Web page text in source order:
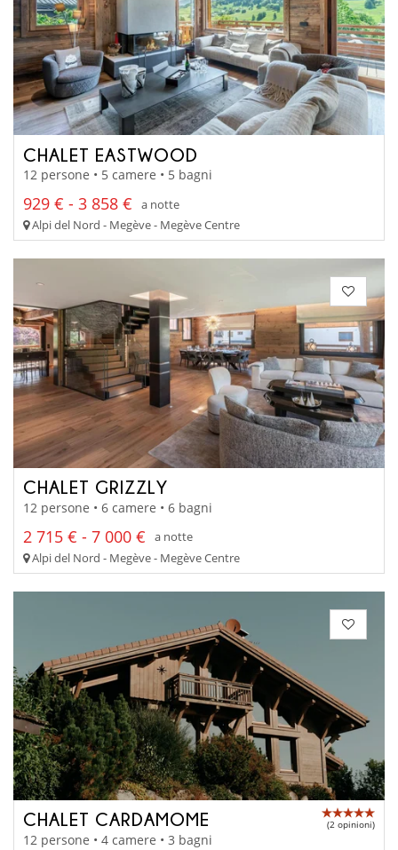
CHALET EASTWOOD
12 persone • 5 camere • 5 bagni
929 € - 3 858 €
a notte
Alpi del Nord - Megève - Megève Centre
CHALET GRIZZLY
12 persone • 6 camere • 6 bagni
2 715 € - 7 000 €
a notte
Alpi del Nord - Megève - Megève Centre
CHALET CARDAMOME (2 opinioni)
12 persone • 4 camere • 3 bagni